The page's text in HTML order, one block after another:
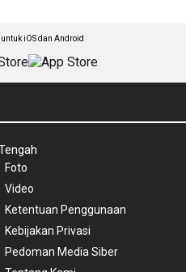
iOS dan Android
Foto
Video
Ketentuan Penggunaan
Kebijakan Privasi
Pedoman Media Siber